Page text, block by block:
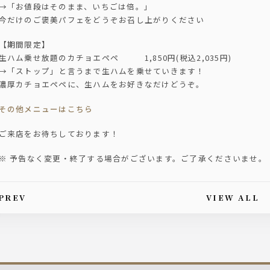
「お値段はそのまま、いちごは倍。」
だけのご褒美パフェをどうぞお召し上がりください
期間限定】
ハム乗せ放題のカチョエペペ 1,850円(税込2,035円)
「ストップ」と言うまで生ハムを乗せていきます！
厚カチョエペペに、生ハムをお好きなだけどうぞ。
の他メニューはこちら
来店をお待ちしております！
予告なく変更・終了する場合がございます。ご了承くださいませ。
article's paging VIEW ALL